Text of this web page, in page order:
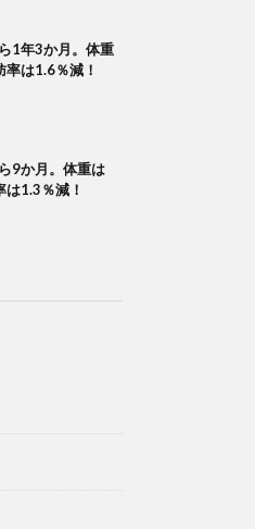
1年3か月。体重
は1.6％減！
9か月。体重は
1.3％減！